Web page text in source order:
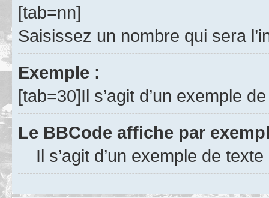
[tab=nn]
Saisissez un nombre qui sera
Exemple :
[tab=30]Il s’agit d’un exemple
Le BBCode affiche par
Il s’agit d’un exemple de texte